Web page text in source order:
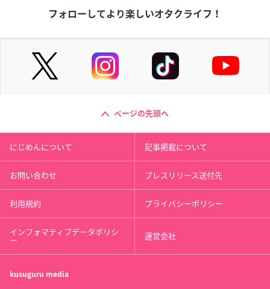
フォローしてより楽しいオタクライフ！
ページの先頭へ
にじめんについて 記事掲載について
お問い合わせ プレスリリース送付先
利用規約 プライバシーポリシー
インフォマティブデータポリシ
ー 運営会社
kusuguru media